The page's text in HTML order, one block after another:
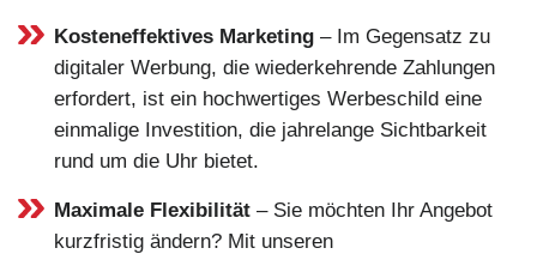
Kosteneffektives Marketing – Im Gegensatz zu
digitaler Werbung, die wiederkehrende Zahlungen
erfordert, ist ein hochwertiges Werbeschild eine
einmalige Investition, die jahrelange Sichtbarkeit
rund um die Uhr bietet.
Maximale Flexibilität – Sie möchten Ihr Angebot
kurzfristig ändern? Mit unseren